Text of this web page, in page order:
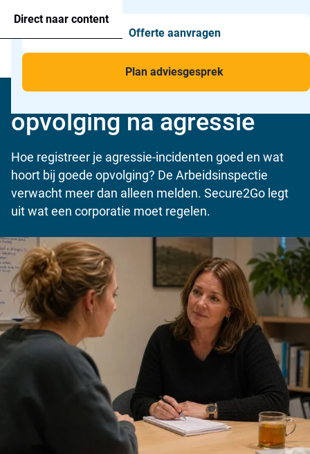
Direct naar content
Menu
Agressie alarmering
Man-down & BHV Alarmering
Voor wie
Toepassingen
Offerte aanvragen
Plan adviesgesprek
Incident registratie &
opvolging na agressie
Hoe registreer je agressie-incidenten goed en wat
hoort bij goede opvolging? De Arbeidsinspectie
verwacht meer dan alleen melden. Secure2Go legt
uit wat een corporatie moet regelen.